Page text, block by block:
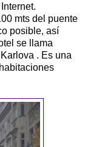
mts del puente
posible, así
se llama
. Es una